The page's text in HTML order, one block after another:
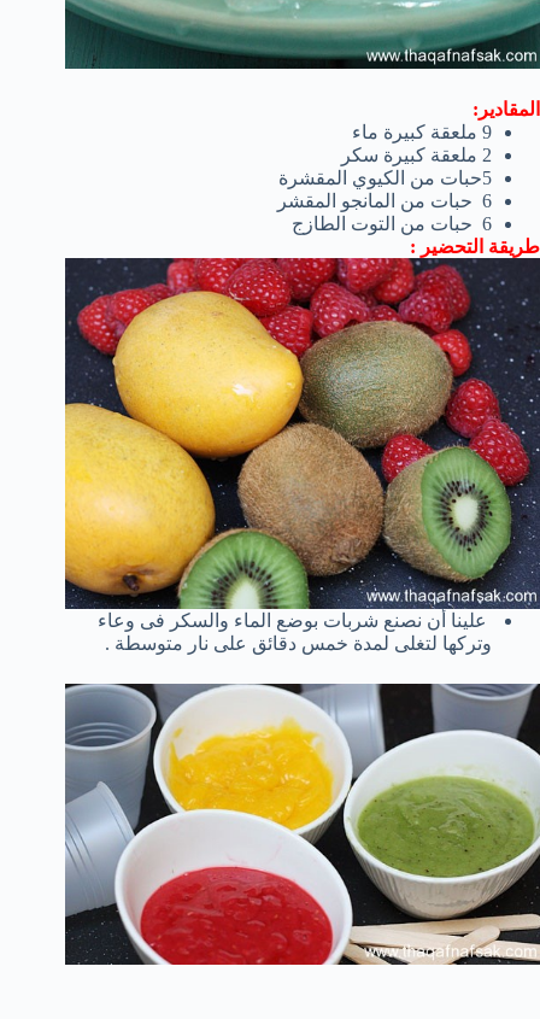
المقادير:
9 ملعقة كبيرة ماء
2 ملعقة كبيرة
سكر
5حبات من الكيوي المقشرة
6 حبات من المانجو المقشر
6 حبات من التوت الطازج
طريقة التحضير :
علينا أن نصنع شربات بوضع الماء والسكر فى وعاء
وتركها لتغلى لمدة خمس دقائق على نار متوسطة .